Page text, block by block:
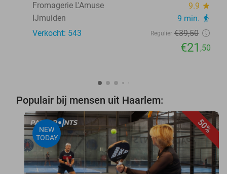
Fromagerie L'Amuse
9.9 star
IJmuiden 9 min. directions_walk
Verkocht: 543 Regulier €39,50
€21 ,50
Populair bij mensen uit Haarlem:
50%
NEW
TODAY